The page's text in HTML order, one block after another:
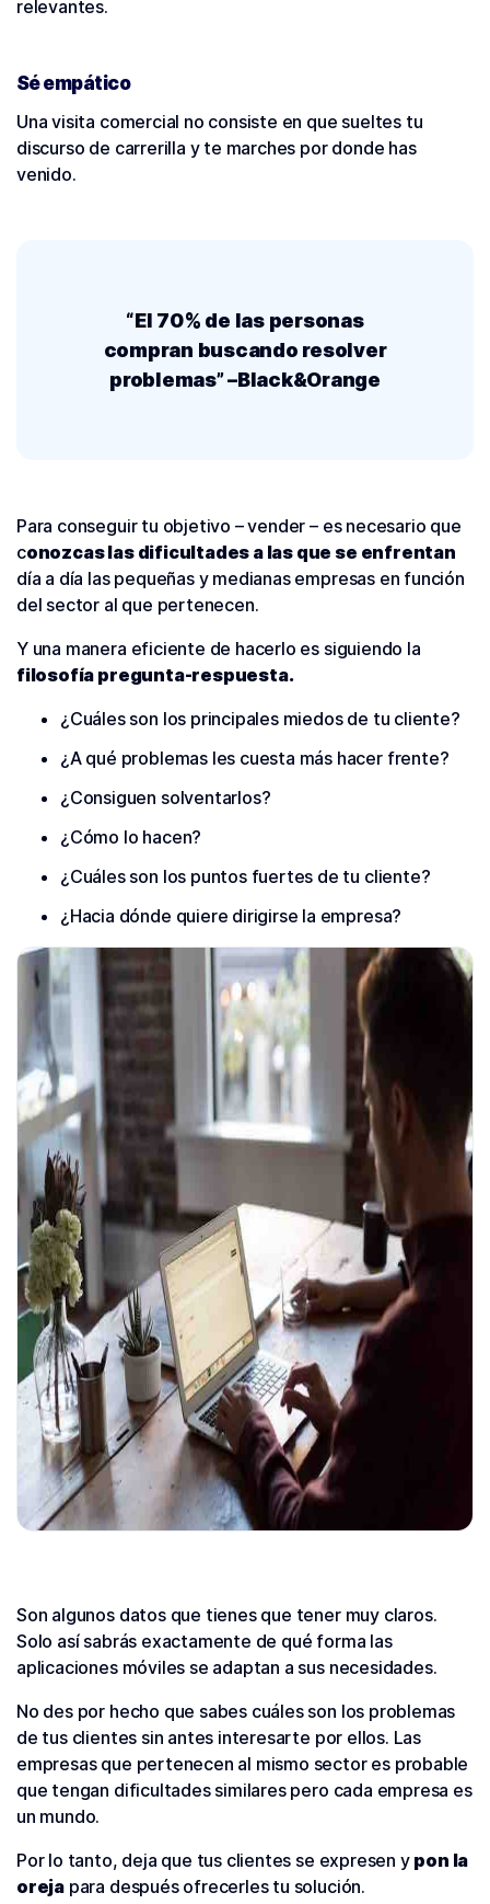
relevantes.
Sé empático
Una visita comercial no consiste en que sueltes tu
discurso de carrerilla y te marches por donde has
venido.
“El 70% de las personas
compran buscando resolver
problemas” –Black&Orange
Para conseguir tu objetivo – vender – es necesario que
conozcas las dificultades a las que se enfrentan
día a día las pequeñas y medianas empresas en función
del sector al que pertenecen.
Y una manera eficiente de hacerlo es siguiendo la
filosofía pregunta-respuesta.
¿Cuáles son los principales miedos de tu cliente?
¿A qué problemas les cuesta más hacer frente?
¿Consiguen solventarlos?
¿Cómo lo hacen?
¿Cuáles son los puntos fuertes de tu cliente?
¿Hacia dónde quiere dirigirse la empresa?
Son algunos datos que tienes que tener muy claros.
Solo así sabrás exactamente de qué forma las
aplicaciones móviles se adaptan a sus necesidades.
No des por hecho que sabes cuáles son los problemas
de tus clientes sin antes interesarte por ellos. Las
empresas que pertenecen al mismo sector es probable
que tengan dificultades similares pero cada empresa es
un mundo.
Por lo tanto, deja que tus clientes se expresen y pon la
oreja para después ofrecerles tu solución.